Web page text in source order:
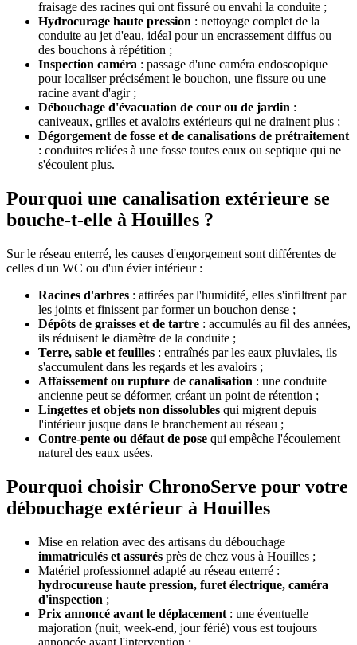
fraisage des racines qui ont fissuré ou envahi la conduite ;
Hydrocurage haute pression : nettoyage complet de la
conduite au jet d'eau, idéal pour un encrassement diffus ou
des bouchons à répétition ;
Inspection caméra : passage d'une caméra endoscopique
pour localiser précisément le bouchon, une fissure ou une
racine avant d'agir ;
Débouchage d'évacuation de cour ou de jardin :
caniveaux, grilles et avaloirs extérieurs qui ne drainent plus ;
Dégorgement de fosse et de canalisations de prétraitement
: conduites reliées à une fosse toutes eaux ou septique qui ne
s'écoulent plus.
Pourquoi une canalisation extérieure se
bouche-t-elle à Houilles ?
Sur le réseau enterré, les causes d'engorgement sont différentes de
celles d'un WC ou d'un évier intérieur :
Racines d'arbres : attirées par l'humidité, elles s'infiltrent par
les joints et finissent par former un bouchon dense ;
Dépôts de graisses et de tartre : accumulés au fil des années,
ils réduisent le diamètre de la conduite ;
Terre, sable et feuilles : entraînés par les eaux pluviales, ils
s'accumulent dans les regards et les avaloirs ;
Affaissement ou rupture de canalisation : une conduite
ancienne peut se déformer, créant un point de rétention ;
Lingettes et objets non dissolubles qui migrent depuis
l'intérieur jusque dans le branchement au réseau ;
Contre-pente ou défaut de pose qui empêche l'écoulement
naturel des eaux usées.
Pourquoi choisir ChronoServe pour votre
débouchage extérieur à Houilles
Mise en relation avec des artisans du débouchage
immatriculés et assurés près de chez vous à Houilles ;
Matériel professionnel adapté au réseau enterré :
hydrocureuse haute pression, furet électrique, caméra
d'inspection ;
Prix annoncé avant le déplacement : une éventuelle
majoration (nuit, week-end, jour férié) vous est toujours
annoncée avant l'intervention ;